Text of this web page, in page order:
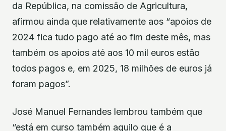
da República, na comissão de Agricultura,
afirmou ainda que relativamente aos “apoios de
2024 fica tudo pago até ao fim deste mês, mas
também os apoios até aos 10 mil euros estão
todos pagos e, em 2025, 18 milhões de euros já
foram pagos”.
José Manuel Fernandes lembrou também que
“está em curso também aquilo que é a